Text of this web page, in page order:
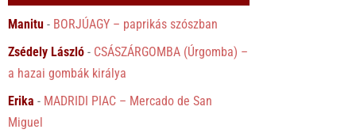
Manitu - BORJÚAGY – paprikás szószban
Zsédely László - CSÁSZÁRGOMBA (Úrgomba) –
a hazai gombák királya
Erika - MADRIDI PIAC – Mercado de San
Miguel